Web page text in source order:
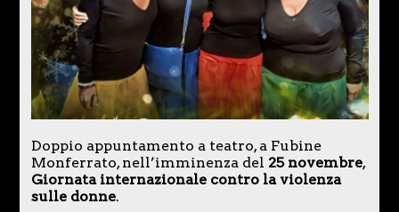
Doppio appuntamento a teatro, a Fubine
Monferrato, nell’imminenza del 25 novembre,
Giornata internazionale contro la violenza
sulle donne.